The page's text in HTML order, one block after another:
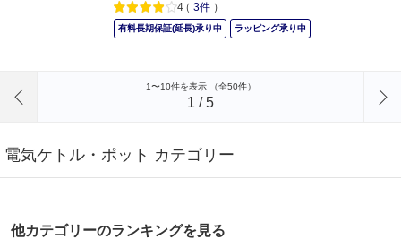
4（3件 ）
有料長期保証(延長)承り中 ラッピング承り中
1〜10件を表示 （全50件）
1 /5
電気ケトル・ポット カテゴリー
他カテゴリーのランキングを見る